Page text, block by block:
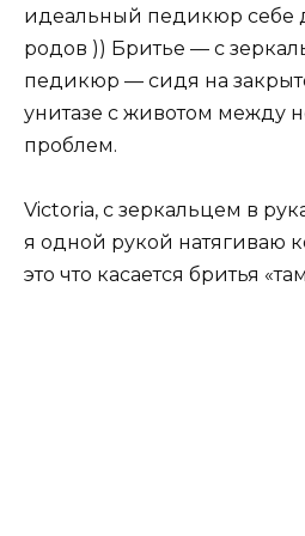
идеальный педикюр себе
родов )) Бритье — с
педикюр — сидя на
унитазе с животом между
проблем.
Victoria, с зеркальцем в
я одной рукой натягиваю
это что касается бритья